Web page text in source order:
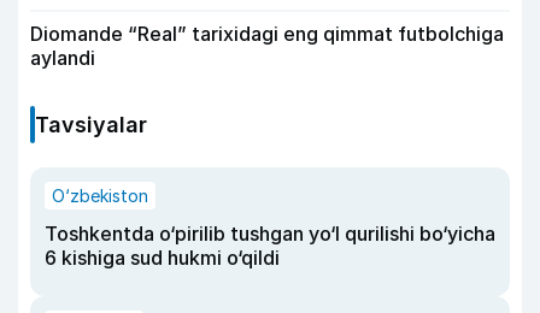
Diomande “Real” tarixidagi eng qimmat futbolchiga
aylandi
Tavsiyalar
O‘zbekiston
Toshkentda o‘pirilib tushgan yo‘l qurilishi bo‘yicha
6 kishiga sud hukmi o‘qildi